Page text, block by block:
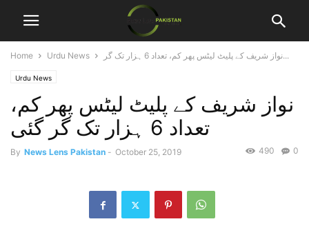
Home Urdu News نواز شریف کے پلیٹ لیٹس پھر کم، تعداد 6 ہزار تک گر...
Urdu News
نواز شریف کے پلیٹ لیٹس پھر کم،
تعداد 6 ہزار تک گر گئی
By News Lens Pakistan - October 25, 2019 0
490